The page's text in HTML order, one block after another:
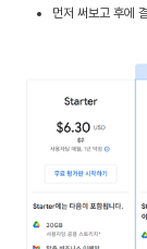
먼저 써보고 후에